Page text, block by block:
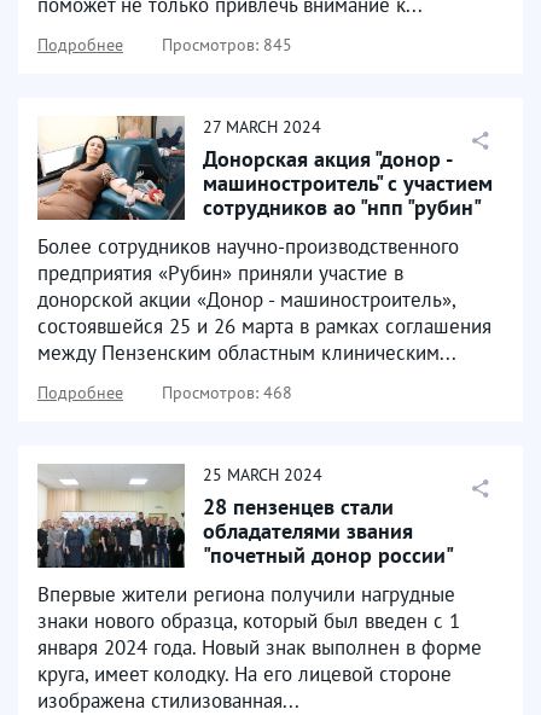
Подробнее Просмотров: 845
27 MARCH 2024
Донорская акция "донор -
машиностроитель" с участием
сотрудников ао "нпп "рубин"
Более сотрудников научно-производственного
предприятия «Рубин» приняли участие в
донорской акции «Донор - машиностроитель»,
состоявшейся 25 и 26 марта в рамках соглашения
между Пензенским областным клиническим...
Подробнее Просмотров: 468
25 MARCH 2024
28 пензенцев стали
обладателями звания
"почетный донор россии"
Впервые жители региона получили нагрудные
знаки нового образца, который был введен с 1
января 2024 года. Новый знак выполнен в форме
круга, имеет колодку. На его лицевой стороне
изображена стилизованная...